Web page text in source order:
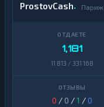
ProstovCash Париж
1,181
11 813 / 331 168
0 / 0 /1 /0